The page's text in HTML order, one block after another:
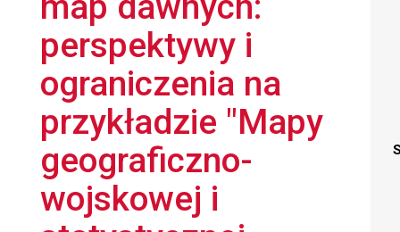
perspektywy i
ograniczenia na
przykładzie "Mapy
geograficzno-
wojskowej i